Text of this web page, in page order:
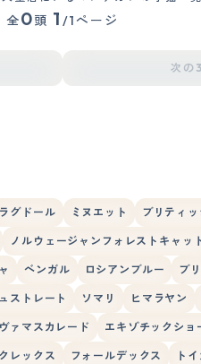
全0頭 1 /1ページ
次の
ラグドール ミヌエット ブリティ
ノルウェージャンフォレストキャッ
ベンガル ロシアンブルー ブ
ストレート ソマリ ヒマラヤン
ァマスカレード エキゾチックショ
レックス フォールデックス ト